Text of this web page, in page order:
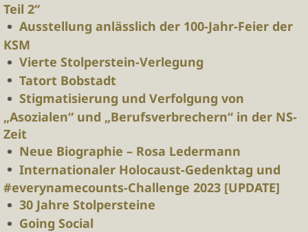
Teil 2“
Ausstellung anlässlich der 100-Jahr-Feier der
KSM
Vierte Stolperstein-Verlegung
Tatort Bobstadt
Stigmatisierung und Verfolgung von
„Asozialen“ und „Berufsverbrechern“ in der NS-
Zeit
Neue Biographie – Rosa Ledermann
Internationaler Holocaust-Gedenktag und
#everynamecounts-Challenge 2023 [UPDATE]
30 Jahre Stolpersteine
Going Social